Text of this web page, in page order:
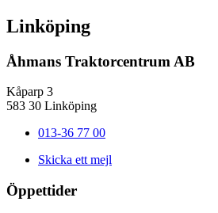
Linköping
Åhmans Traktorcentrum AB
Kåparp 3
583 30 Linköping
013-36 77 00
Skicka ett mejl
Öppettider